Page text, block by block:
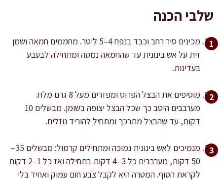
שלבי הכנה
מכינים סיר רחב וכבד בנפח 4–5 ליטר. מחממים חמאה ושמן
זית על אש בינונית עד שהחמאה נמסה ומתחילה לבעבע
בעדינות.
מוסיפים את הבצל הפרוס ומפזרים מעל 8 גרם מלח.
מערבבים היטב כך שכל הבצל יצופה בשומן. מבשלים 10
דקות, עד שהבצל מתרכך ומתחיל להוריד נוזלים.
מנמיכים לאש בינונית נמוכה ומתחילים קרמול: מבשלים 35–
50 דקות, מערבבים כל 3–4 דקות בתחילה ואז כל 1–2 דקות
לקראת הסוף. המטרה היא לקבל צבע חום עמוק ואחיד בלי